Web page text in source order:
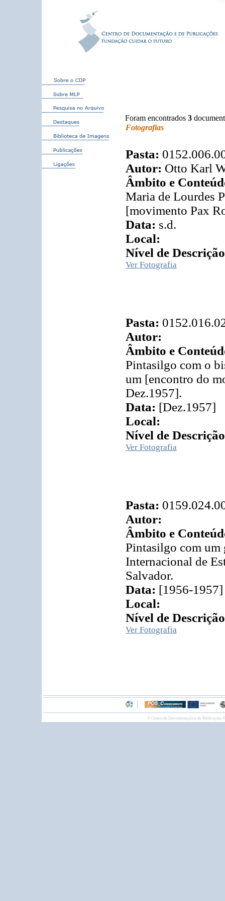
Foram encontrados 3
Fotografias
Pasta:
Autor: Otto Karl
Âmbito e
Maria de Lourdes
[movimento Pax
Data: s.d.
Local:
Nível de
Ver Fotografia
Pasta:
Autor:
Âmbito e
Pintasilgo com o
um [encontro do
Dez.1957].
Data: [Dez.1957]
Local:
Nível de
Ver Fotografia
Pasta:
Autor:
Âmbito e
Pintasilgo com um
Internacional de
Salvador.
Data: [1956-1957]
Local:
Nível de
Ver Fotografia
© Centro de Documentação e de Publicações